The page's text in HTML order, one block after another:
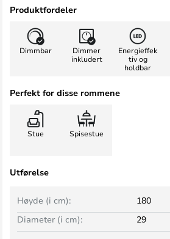
Produktfordeler
Dimmbar
Dimmer
inkludert
Energieffek
tiv og
holdbar
Perfekt for disse rommene
Stue Spisestue
Utførelse
Høyde (i cm):
180
Diameter (i cm):
29